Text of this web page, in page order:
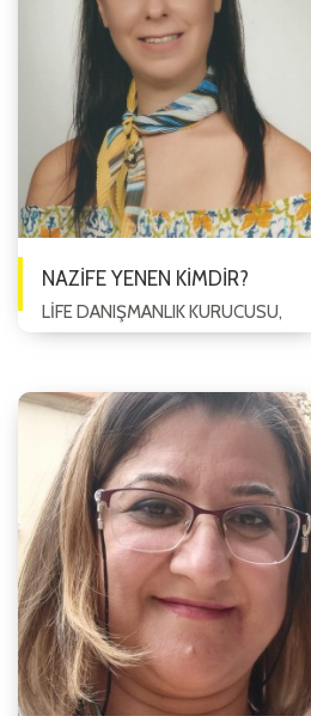
NAZİFE YENEN KİMDİR?
LİFE DANIŞMANLIK KURUCUSU,
Nazife Yenen 1989 yılın da
Eskişehir'de do...